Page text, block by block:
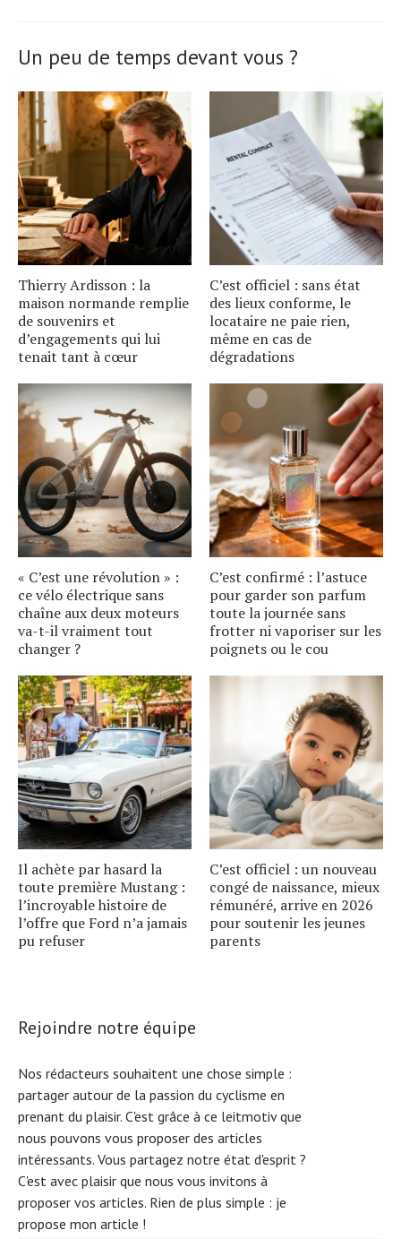
Un peu de temps devant vous ?
Thierry Ardisson : la
maison normande remplie
de souvenirs et
d’engagements qui lui
tenait tant à cœur
C’est officiel : sans état
des lieux conforme, le
locataire ne paie rien,
même en cas de
dégradations
« C’est une révolution » :
ce vélo électrique sans
chaîne aux deux moteurs
va-t-il vraiment tout
changer ?
C’est confirmé : l’astuce
pour garder son parfum
toute la journée sans
frotter ni vaporiser sur les
poignets ou le cou
Il achète par hasard la
toute première Mustang :
l’incroyable histoire de
l’offre que Ford n’a jamais
pu refuser
C’est officiel : un nouveau
congé de naissance, mieux
rémunéré, arrive en 2026
pour soutenir les jeunes
parents
Rejoindre notre équipe
Nos rédacteurs souhaitent une chose simple :
partager autour de la passion du cyclisme en
prenant du plaisir. C'est grâce à ce leitmotiv que
nous pouvons vous proposer des articles
intéressants. Vous partagez notre état d'esprit ?
C'est avec plaisir que nous vous invitons à
proposer vos articles. Rien de plus simple : je
propose mon article !